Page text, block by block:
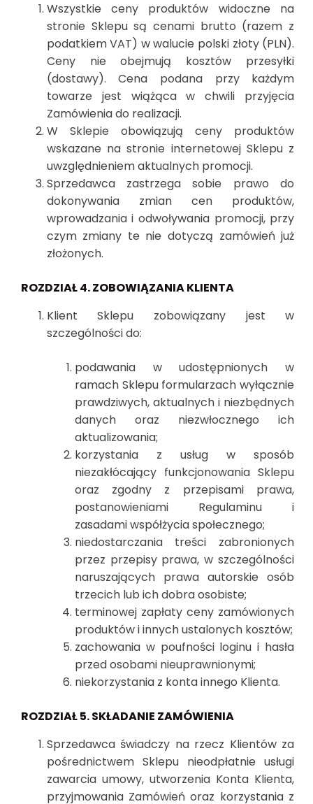
Wszystkie ceny produktów widoczne na
stronie Sklepu są cenami brutto (razem z
podatkiem VAT) w walucie polski złoty (PLN).
Ceny nie obejmują kosztów przesyłki
(dostawy). Cena podana przy każdym
towarze jest wiążąca w chwili przyjęcia
Zamówienia do realizacji.
W Sklepie obowiązują ceny produktów
wskazane na stronie internetowej Sklepu z
uwzględnieniem aktualnych promocji.
Sprzedawca zastrzega sobie prawo do
dokonywania zmian cen produktów,
wprowadzania i odwoływania promocji, przy
czym zmiany te nie dotyczą zamówień już
złożonych.
ROZDZIAŁ 4. ZOBOWIĄZANIA KLIENTA
Klient Sklepu zobowiązany jest w
szczególności do:
podawania w udostępnionych w
ramach Sklepu formularzach wyłącznie
prawdziwych, aktualnych i niezbędnych
danych oraz niezwłocznego ich
aktualizowania;
korzystania z usług w sposób
niezakłócający funkcjonowania Sklepu
oraz zgodny z przepisami prawa,
postanowieniami Regulaminu i
zasadami współżycia społecznego;
niedostarczania treści zabronionych
przez przepisy prawa, w szczególności
naruszających prawa autorskie osób
trzecich lub ich dobra osobiste;
terminowej zapłaty ceny zamówionych
produktów i innych ustalonych kosztów;
zachowania w poufności loginu i hasła
przed osobami nieuprawnionymi;
niekorzystania z konta innego Klienta.
ROZDZIAŁ 5. SKŁADANIE ZAMÓWIENIA
Sprzedawca świadczy na rzecz Klientów za
pośrednictwem Sklepu nieodpłatnie usługi
zawarcia umowy, utworzenia Konta Klienta,
przyjmowania Zamówień oraz korzystania z